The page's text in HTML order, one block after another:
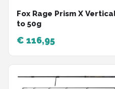
Fox Rage Prism X
to 50g
€ 116,95